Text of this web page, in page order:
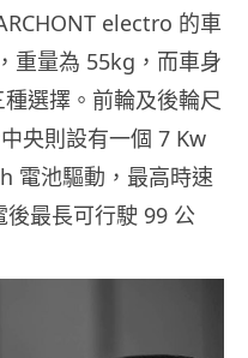
electro 的車
重量為 55kg，而車身
選擇。前輪及後輪尺
央則設有一個 7 Kw
電池驅動，最高時速
最長可行駛 99 公